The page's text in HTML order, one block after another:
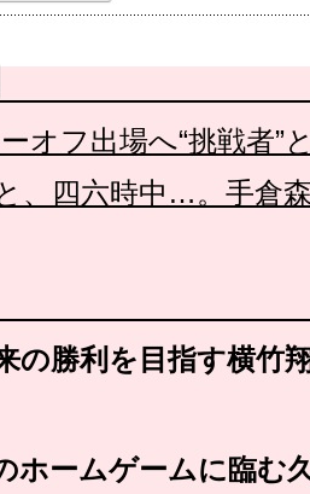
オフ出場へ“挑戦者”
、四六時中…。手倉
の勝利を目指す横竹
ホームゲームに臨む